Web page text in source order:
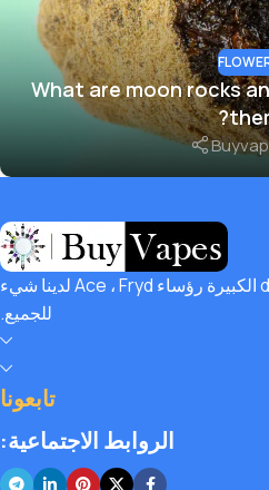
What are moon rocks
من أحدث بيسوس dispos الكبيرة رؤساء Ace ، Fryd لدينا شيء
للجميع.
تابعونا
الروابط الاجتماعية: